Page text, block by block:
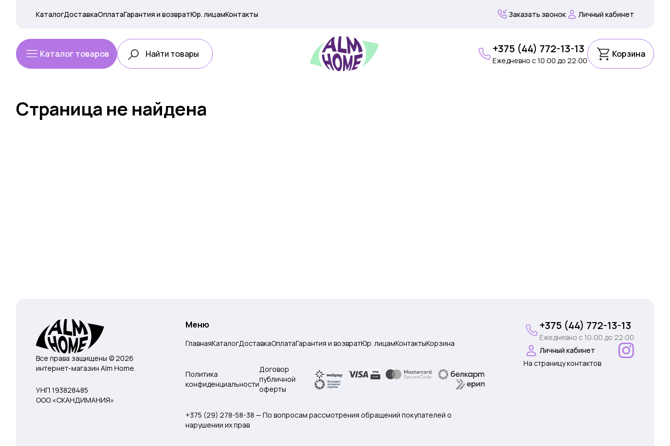
КаталогДоставкаОплатаГарантия и возвратЮр. лицамКонтакты Заказать звонок Личный кабинет
Каталог товаров +375 (44) 772-13-13
Ежедневно c 10:00 до 22:00
Корзина
Страница не найдена
Все права защищены © 2026
интернет-магазин Alm Home.
УНП 193828485
ООО «СКАНДИМАНИЯ»
Меню
ГлавнаяКаталогДоставкаОплатаГарантия и возвратЮр. лицамКонтактыКорзина
Политика
конфиденциальности
Договор
публичной
оферты
+375 (29) 278-58-38 — По вопросам рассмотрения обращений покупателей о
нарушении их прав
+375 (44) 772-13-13
Ежедневно c 10:00 до 22:00
Личный кабинет
На страницу контактов